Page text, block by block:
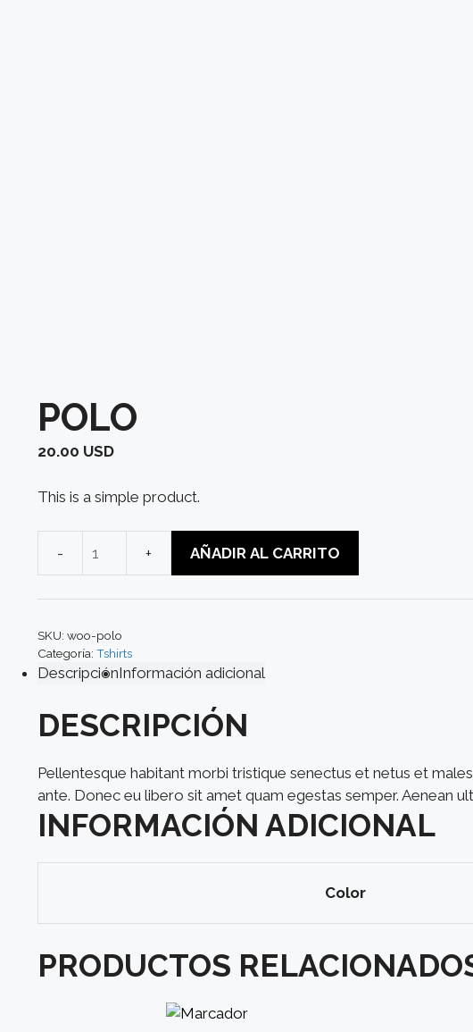
POLO
20.00 USD
This is a simple product.
AÑADIR AL CARRITO
SKU: woo-polo
Categoría: Tshirts
DescripciónInformación adicional
DESCRIPCIÓN
Pellentesque habitant morbi tristique senectus et netus et
ante. Donec eu libero sit amet quam egestas semper. Aenean
INFORMACIÓN ADICIONAL
Color
PRODUCTOS